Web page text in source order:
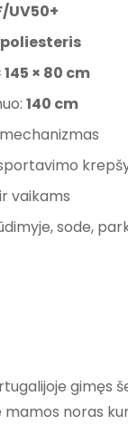
UV50+
poliesteris
145 × 80 cm
140 cm
vaikams
sode,
gimęs
mamos noras